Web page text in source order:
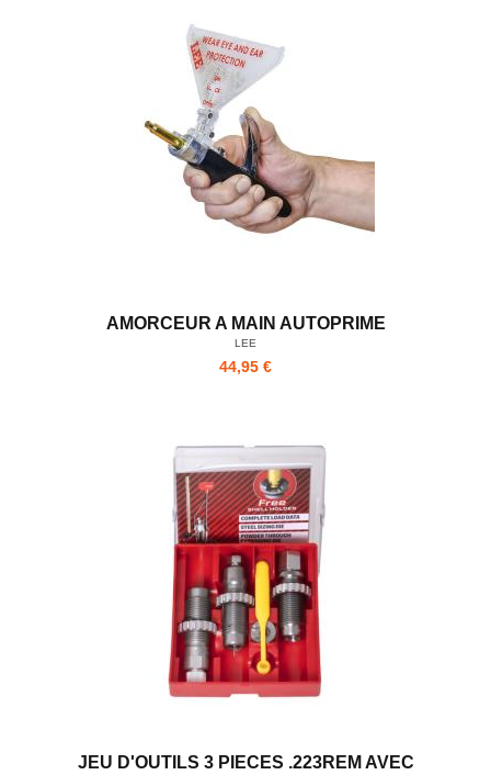
AMORCEUR A MAIN AUTOPRIME
LEE
44,95 €
JEU D'OUTILS 3 PIECES .223REM AVEC